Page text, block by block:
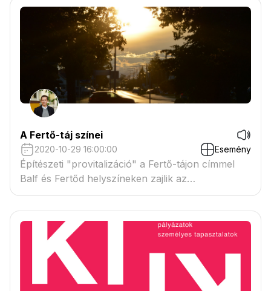
András - BORDER Építésziroda
A Fertő-táj színei
2020-10-29 16:00:00 Esemény
Építészeti "provitalizáció" a Fertő-tájon címmel
Balf és Fertőd helyszíneken zajlik az
építészhallgatók féléves tervezési feladata. Az
épített tér minőségi dimenzióit illetően a táj
jellegzetes színeiről és anyaghasználatáról tartok
előadást.